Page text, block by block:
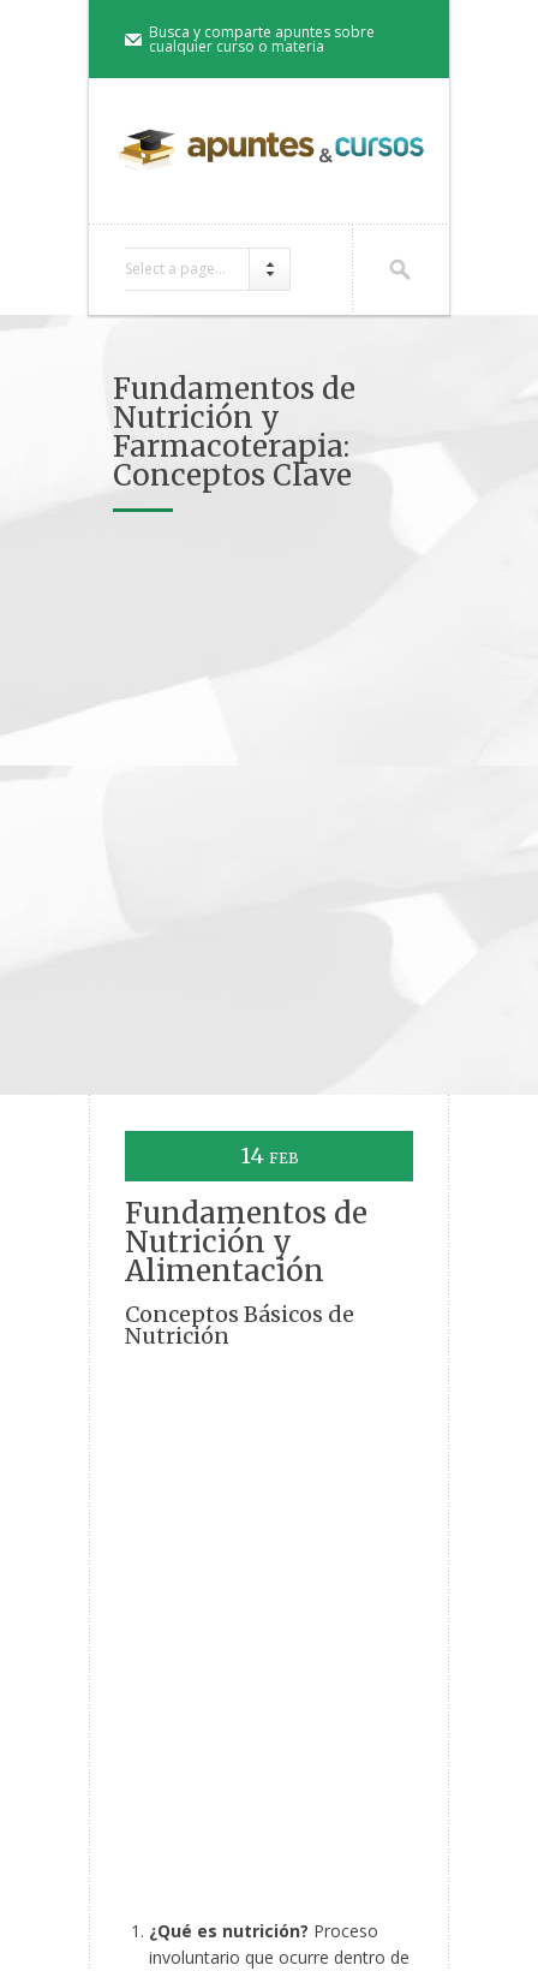
Busca y comparte apuntes sobre
cualquier curso o materia
Select a page...
Fundamentos de
Nutrición y
Farmacoterapia:
Conceptos Clave
14 FEB
Fundamentos de
Nutrición y
Alimentación
Conceptos Básicos de
Nutrición
¿Qué es nutrición? Proceso
involuntario que ocurre dentro de